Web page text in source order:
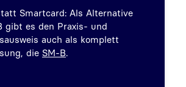
Smartcard: Als Alternative
gibt es den Praxis- und
auch als komplett
die SM-B.